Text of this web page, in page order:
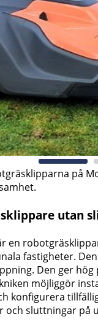
på
utan
en
fastigheter.
Den ger
möjliggör
konfigurera
sluttningar på